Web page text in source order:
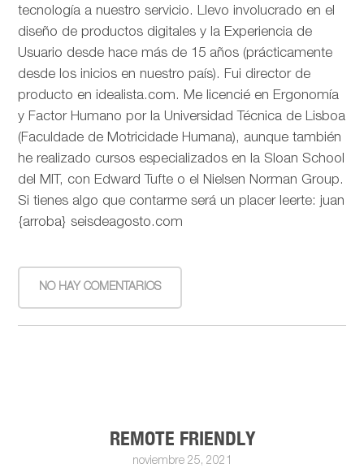
tecnología a nuestro servicio. Llevo involucrado en el
diseño de productos digitales y la Experiencia de
Usuario desde hace más de 15 años (prácticamente
desde los inicios en nuestro país). Fui director de
producto en idealista.com. Me licencié en Ergonomía
y Factor Humano por la Universidad Técnica de Lisboa
(Faculdade de Motricidade Humana), aunque también
he realizado cursos especializados en la Sloan School
del MIT, con Edward Tufte o el Nielsen Norman Group.
Si tienes algo que contarme será un placer leerte: juan
{arroba} seisdeagosto.com
NO HAY COMENTARIOS
REMOTE FRIENDLY
noviembre 25, 2021